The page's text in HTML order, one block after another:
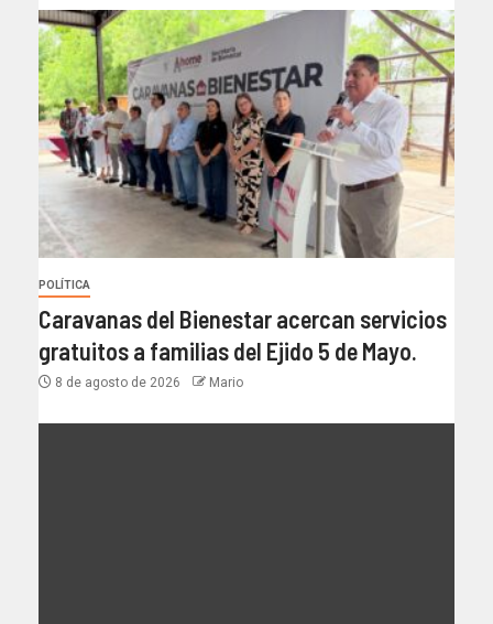
POLÍTICA
Caravanas del Bienestar acercan servicios
gratuitos a familias del Ejido 5 de Mayo.
8 de agosto de 2026 Mario